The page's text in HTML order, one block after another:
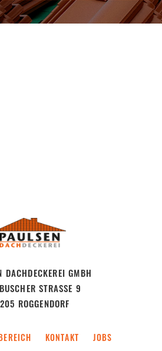
DACHDECKEREI GMBH
STRASSE 9
ROGGENDORF
KONTAKT
JOBS